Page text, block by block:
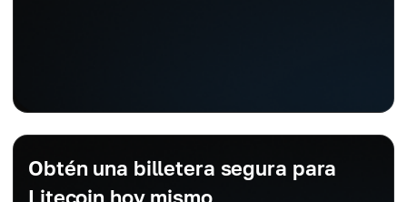
Obtén una billetera segura para
Litecoin hoy mismo